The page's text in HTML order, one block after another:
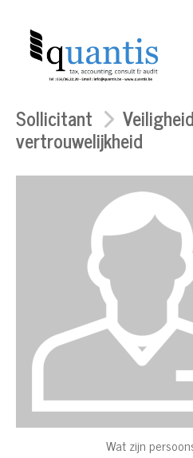
Sollicitant
vertrouwelijkheid
Wat zijn